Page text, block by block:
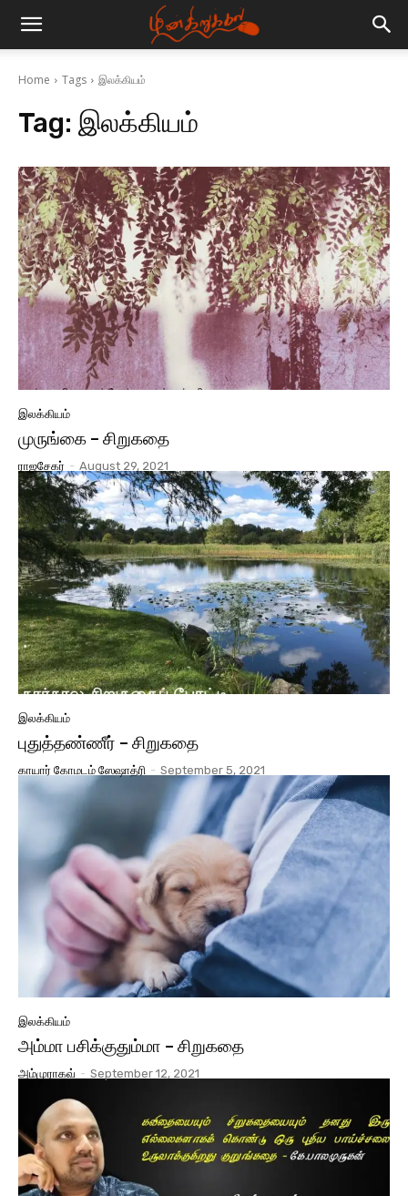
Home Tags இலக்கியம்
Tag: இலக்கியம்
இலக்கியம்
முருங்கை – சிறுகதை
ராஜசேகர் - August 29, 2021
இலக்கியம்
புதுத்தண்ணீர் – சிறுகதை
காயார் கோமடம் ஸேஷாத்ரி - September 5, 2021
இலக்கியம்
அம்மா பசிக்குதும்மா – சிறுகதை
அம்முராகவ் - September 12, 2021